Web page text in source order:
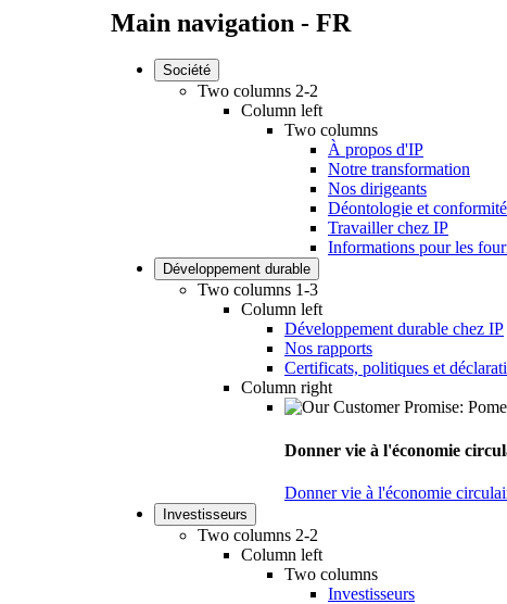
Main navigation - FR
Société
Two columns 2-2
Column left
Two columns
À propos d'IP
Notre transformation
Nos dirigeants
Déontologie et conformité
Travailler chez IP
Informations pour les
Développement durable
Two columns 1-3
Column left
Développement durable chez IP
Nos rapports
Certificats, politiques et
Column right
Donner vie à l'économie
Donner vie à l'économie
Investisseurs
Two columns 2-2
Column left
Two columns
Investisseurs